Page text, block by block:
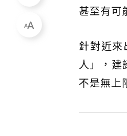
甚至有可
針對近
人」，建
不是無上